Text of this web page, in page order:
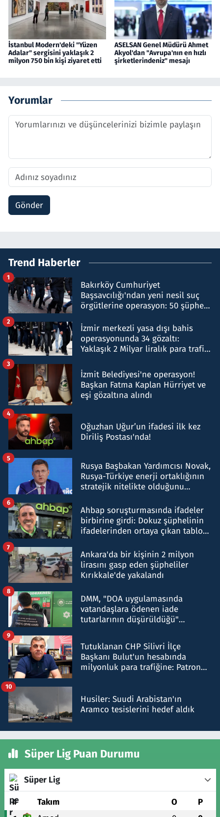
İstanbul Modern'deki "Yüzen
Adalar" sergisini yaklaşık 2
milyon 750 bin kişi ziyaret etti
ASELSAN Genel Müdürü Ahmet
Akyol'dan "Avrupa'nın en hızlı
şirketlerindeniz" mesajı
Yorumlar
Gönder
Trend Haberler
Bakırköy Cumhuriyet
Başsavcılığı'ndan yeni nesil suç
örgütlerine operasyon: 50 şüpheli
1
İzmir merkezli yasa dışı bahis
operasyonunda 34 gözaltı:
Yaklaşık 2 Milyar liralık para trafiği
2
İzmit Belediyesi'ne operasyon!
Başkan Fatma Kaplan Hürriyet ve
eşi gözaltına alındı
3
Oğuzhan Uğur’un ifadesi ilk kez
Diriliş Postası'nda!
4
Rusya Başbakan Yardımcısı Novak,
Rusya-Türkiye enerji ortaklığının
stratejik nitelikte olduğunu
5
Ahbap soruşturmasında ifadeler
birbirine girdi: Dokuz şüphelinin
ifadelerinden ortaya çıkan tablo
6
Ankara'da bir kişinin 2 milyon
lirasını gasp eden şüpheliler
Kırıkkale'de yakalandı
7
DMM, "DOA uygulamasında
vatandaşlara ödenen iade
tutarlarının düşürüldüğü"
8
Tutuklanan CHP Silivri İlçe
Başkanı Bulut'un hesabında
milyonluk para trafiğine: Patron
9
Husiler: Suudi Arabistan'ın
Aramco tesislerini hedef aldık
10
Süper Lig Puan Durumu
Süper Lig
# Takım O P